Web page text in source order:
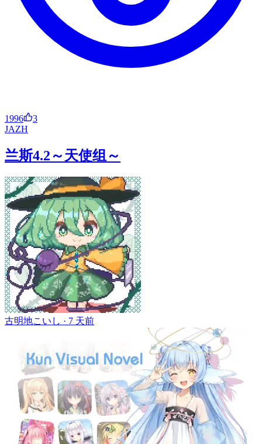
1996
3
JAZH
兰斯4.2～天使组～
古明地こいし · 7 天前